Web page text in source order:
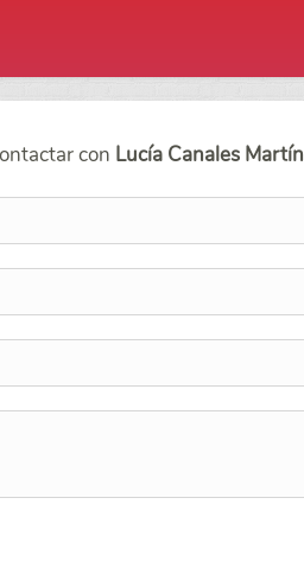
con Lucía Canales Martín